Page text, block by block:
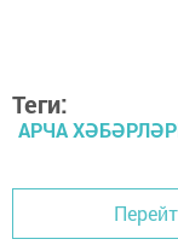
Теги:
АРЧА